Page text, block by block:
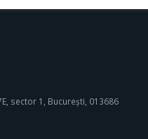
sector 1, București, 013686